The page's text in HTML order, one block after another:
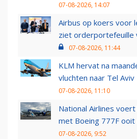
07-08-2026, 14:07
Airbus op koers voor
ziet orderportefeuille
07-08-2026, 11:44
KLM hervat na
vluchten naar Tel Aviv
07-08-2026, 11:10
National Airlines
met Boeing 777F ooit
07-08-2026, 9:52